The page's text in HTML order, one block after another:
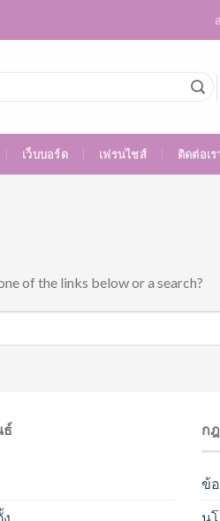
เว็บบอร์ด เฟรนไชส์ ติดต่อเร
of the links below or a search?
ก
ข้
น